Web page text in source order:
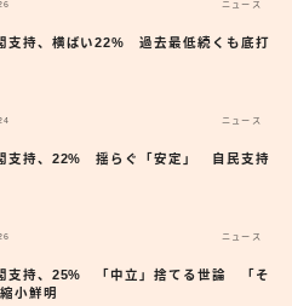
ニュース
支持、横ばい22% 過去最低続くも底打
ニュース
支持、22% 揺らぐ「安定」 自民支持
ニュース
支持、25% 「中立」捨てる世論 「そ
小鮮明